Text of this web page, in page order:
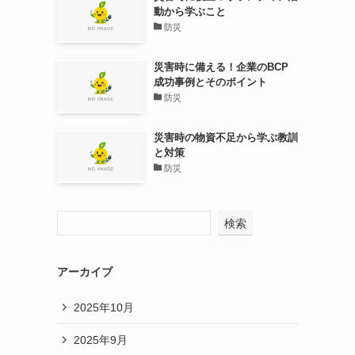
動から学ぶこと
防災
災害時に備える！企業のBCP
成功事例とそのポイント
防災
災害時の物資不足から学ぶ教訓
と対策
防災
検索
アーカイブ
2025年10月
2025年9月